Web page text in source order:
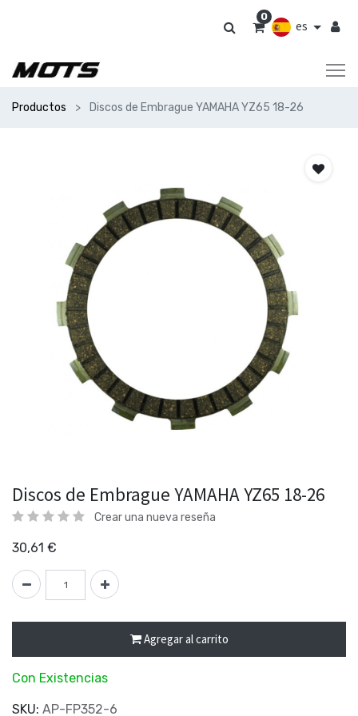
es
0
Productos Discos de Embrague YAMAHA YZ65 18-26
Discos de Embrague YAMAHA YZ65 18-26
Crear una nueva reseña
30,61 €
Agregar al carrito
Con Existencias
SKU: AP-FP352-6